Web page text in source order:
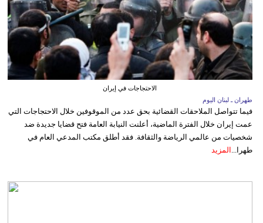
الاحتجاجات في إيران
طهران ـ لبنان اليوم
فيما تتواصل الملاحقات القضائية بحق عدد من الموقوفين خلال الاحتجاجات التي
عمت إيران خلال الفترة الماضية، أعلنت النيابة العامة فتح قضايا جديدة ضد
شخصيات من عالمي الرياضة والثقافة. فقد أطلق مكتب المدعي العام في
طهرا... المزيد